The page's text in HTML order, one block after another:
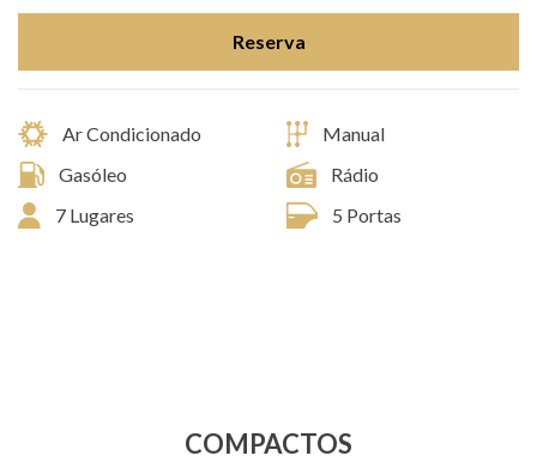
Reserva
Ar Condicionado
Manual
Gasóleo
Rádio
7 Lugares
5 Portas
COMPACTOS